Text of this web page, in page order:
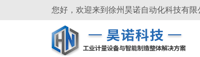
您好，欢迎来到徐州昊诺自动化科技有限